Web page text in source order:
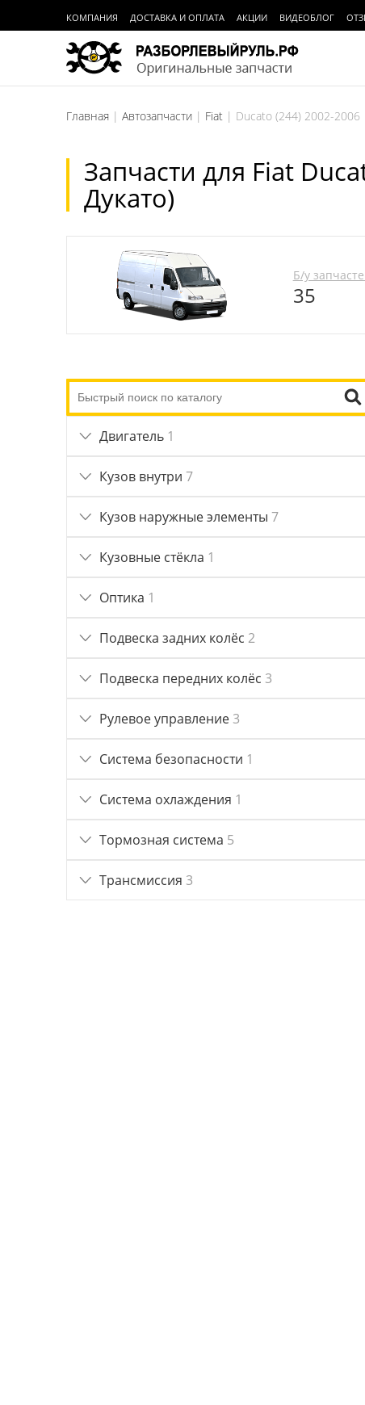
КОМПАНИЯ ДОСТАВКА И ОПЛАТА АКЦИИ ВИДЕОБЛОГ
Главная Автозапчасти Fiat Ducato (244) 2002-2006
Запчасти для Fiat
Дукато)
Б/у
35
Двигатель 1
Кузов внутри 7
Кузов наружные элементы 7
Кузовные стёкла 1
Оптика 1
Подвеска задних колёс 2
Подвеска передних колёс 3
Рулевое управление 3
Система безопасности 1
Система охлаждения 1
Тормозная система 5
Трансмиссия 3